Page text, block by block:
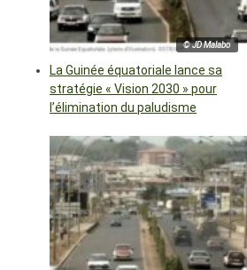
© JD Malabo
La Guinée équatoriale lance sa
stratégie « Vision 2030 » pour
l’élimination du paludisme